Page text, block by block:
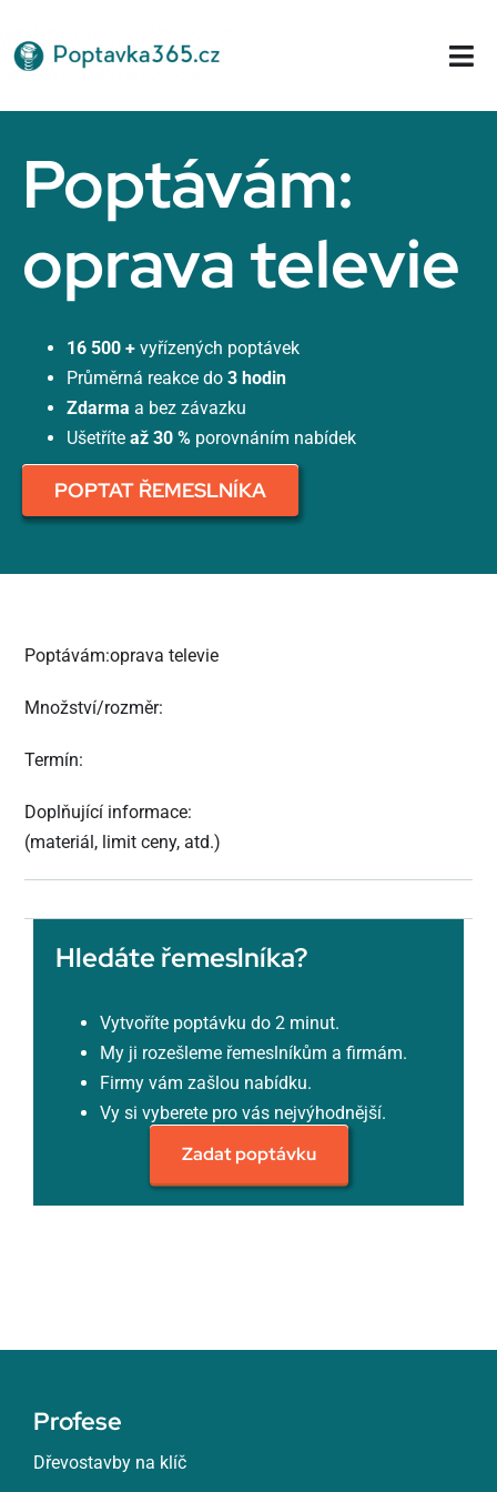
na
obsah
Poptávám:
oprava televie
16 500 + vyřízených poptávek
Průměrná reakce do 3 hodin
Zdarma a bez závazku
Ušetříte až 30 %porovnáním nabídek
POPTAT ŘEMESLNÍKA
Poptávám:oprava televie
Množství/rozměr:
Termín:
Doplňující informace:
(materiál, limit ceny, atd.)
Hledáte řemeslníka?
Vytvoříte poptávku do 2 minut.
My ji rozešleme řemeslníkům a firmám.
Firmy vám zašlou nabídku.
Vy si vyberete pro vás nejvýhodnější.
Zadat poptávku
Profese
Dřevostavby na klíč